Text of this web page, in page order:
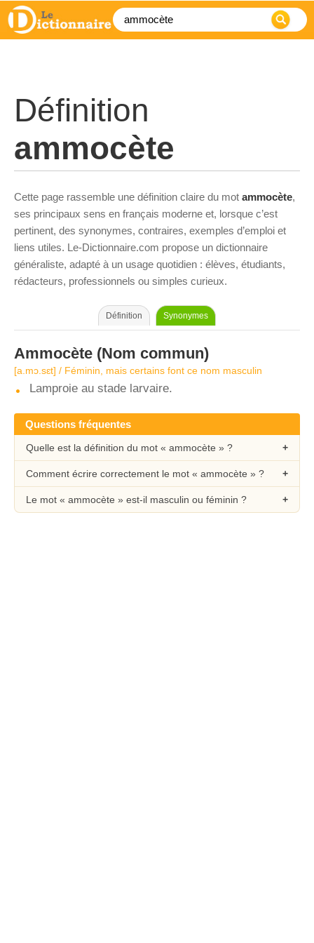
Définition
ammocète
Cette page rassemble une définition claire du mot ammocète,
ses principaux sens en français moderne et, lorsque c’est
pertinent, des synonymes, contraires, exemples d’emploi et
liens utiles. Le-Dictionnaire.com propose un dictionnaire
généraliste, adapté à un usage quotidien : élèves, étudiants,
rédacteurs, professionnels ou simples curieux.
Définition Synonymes
Ammocète (Nom commun)
[a.mɔ.sɛt] / Féminin, mais certains font ce nom masculin
Lamproie au stade larvaire.
Questions fréquentes
Quelle est la définition du mot « ammocète » ?
Comment écrire correctement le mot « ammocète » ?
Le mot « ammocète » est-il masculin ou féminin ?